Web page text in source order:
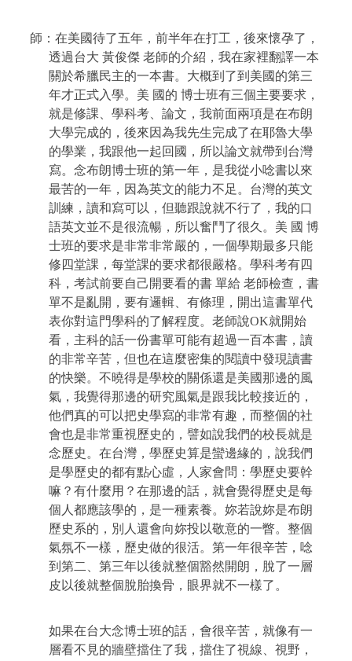
師：在美國待了五年，前半年在打工，後來懷孕了，
透過台大 黃俊傑 老師的介紹，我在家裡翻譯一本
關於希臘民主的一本書。大概到了到美國的第三
年才正式入學。美 國的 博士班有三個主要要求，
就是修課、學科考、論文，我前面兩項是在布朗
大學完成的，後來因為我先生完成了在耶魯大學
的學業，我跟他一起回國，所以論文就帶到台灣
寫。念布朗博士班的第一年，是我從小唸書以來
最苦的一年，因為英文的能力不足。台灣的英文
訓練，讀和寫可以，但聽跟說就不行了，我的口
語英文並不是很流暢，所以奮鬥了很久。美 國 博
士班的要求是非常非常嚴的，一個學期最多只能
修四堂課，每堂課的要求都很嚴格。學科考有四
科，考試前要自己開要看的書 單給 老師檢查，書
單不是亂開，要有邏輯、有條理，開出這書單代
表你對這門學科的了解程度。老師說OK就開始
看，主科的話一份書單可能有超過一百本書，讀
的非常辛苦，但也在這麼密集的閱讀中發現讀書
的快樂。不曉得是學校的關係還是美國那邊的風
氣，我覺得那邊的研究風氣是跟我比較接近的，
他們真的可以把史學寫的非常有趣，而整個的社
會也是非常重視歷史的，譬如說我們的校長就是
念歷史。在台灣，學歷史算是蠻邊緣的，說我們
是學歷史的都有點心虛，人家會問：學歷史要幹
嘛？有什麼用？在那邊的話，就會覺得歷史是每
個人都應該學的，是一種素養。妳若說妳是布朗
歷史系的，別人還會向妳投以敬意的一瞥。整個
氣氛不一樣，歷史做的很活。第一年很辛苦，唸
到第二、第三年以後就整個豁然開朗，脫了一層
皮以後就整個脫胎換骨，眼界就不一樣了。
如果在台大念博士班的話，會很辛苦，就像有一
層看不見的牆壁擋住了我，擋住了視線、視野，